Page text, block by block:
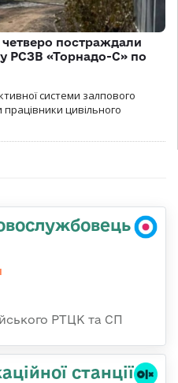
постраждали
РСЗВ «Торнадо-С» по
системи залпового
цивільного
РТЦК та СП
станції